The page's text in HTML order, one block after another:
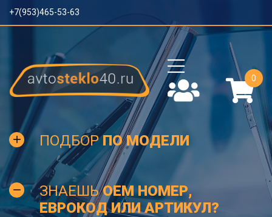
+7(953)465-53-63
0
ПОДБОРПО МОДЕЛИ
ЗНАЕШЬOEM НОМЕР,
ЕВРОКОД ИЛИ АРТИКУЛ?